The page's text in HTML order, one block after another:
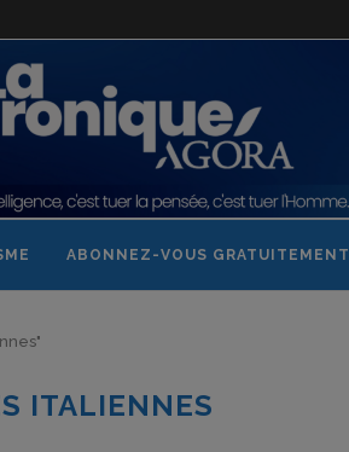
ABONNEZ-VOUS GRATUITEMENT
ITALIENNES